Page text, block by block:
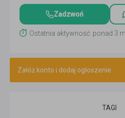
Zadzwoń
Ostatnia aktywność: ponad 3
Załóż konto i dodaj ogłoszenie
TAGI